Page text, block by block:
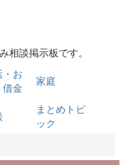
相談掲示板です。
お
金
家庭
まとめトピ
ック